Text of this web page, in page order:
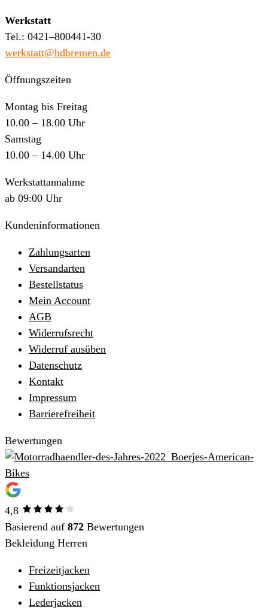
Werkstatt
Tel.: 0421–800441-30
werkstatt@hdbremen.de
Öffnungszeiten
Montag bis Freitag
10.00 – 18.00 Uhr
Samstag
10.00 – 14.00 Uhr
Werkstattannahme
ab 09:00 Uhr
Kundeninformationen
Zahlungsarten
Versandarten
Bestellstatus
Mein Account
AGB
Widerrufsrecht
Widerruf ausüben
Datenschutz
Kontakt
Impressum
Barrierefreiheit
Bewertungen
4,8
Basierend auf 872 Bewertungen
Bekleidung Herren
Freizeitjacken
Funktionsjacken
Lederjacken